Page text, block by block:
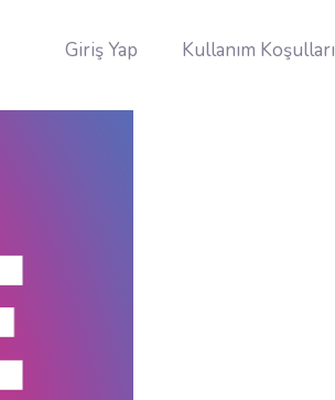
Giriş Yap Kullanım Koşulları